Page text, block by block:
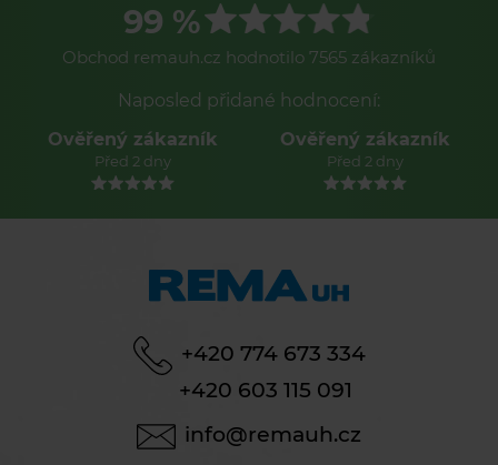
99 %
Obchod remauh.cz hodnotilo 7565 zákazníků
Naposled přidané hodnocení:
Ověřený zákazník
Před 2 dny
Ověřený zákazník
Před 2 dny
+420 774 673 334
+420 603 115 091
info@remauh.cz